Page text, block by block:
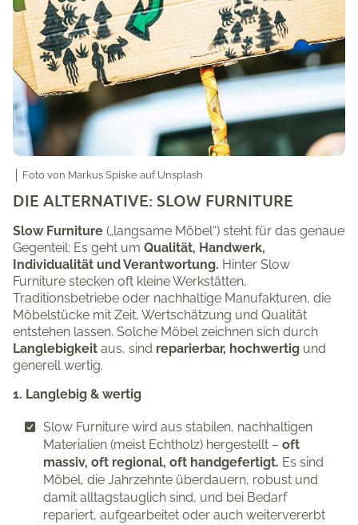
│ Foto von Markus Spiske auf Unsplash
DIE ALTERNATIVE: SLOW FURNITURE
Slow Furniture („langsame Möbel“) steht für das genaue
Gegenteil: Es geht um Qualität, Handwerk,
Individualität und Verantwortung. Hinter Slow
Furniture stecken oft kleine Werkstätten,
Traditionsbetriebe oder nachhaltige Manufakturen, die
Möbelstücke mit Zeit, Wertschätzung und Qualität
entstehen lassen. Solche Möbel zeichnen sich durch
Langlebigkeit aus, sind reparierbar, hochwertig und
generell wertig.
1. Langlebig & wertig
Slow Furniture wird aus stabilen, nachhaltigen
Materialien (meist Echtholz) hergestellt – oft
massiv, oft regional, oft handgefertigt. Es sind
Möbel, die Jahrzehnte überdauern, robust und
damit alltagstauglich sind, und bei Bedarf
repariert, aufgearbeitet oder auch weitervererbt